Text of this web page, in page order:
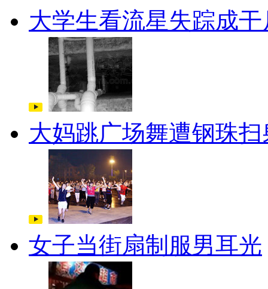
大学生看流星失踪成干
大妈跳广场舞遭钢珠扫
女子当街扇制服男耳光